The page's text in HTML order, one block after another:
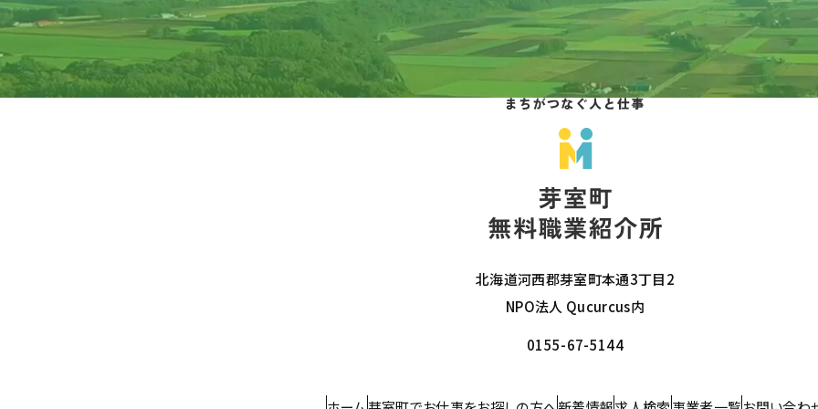
北海道河西郡芽室町本通3丁目2
NPO法人 Qucurcus内
0155-67-5144